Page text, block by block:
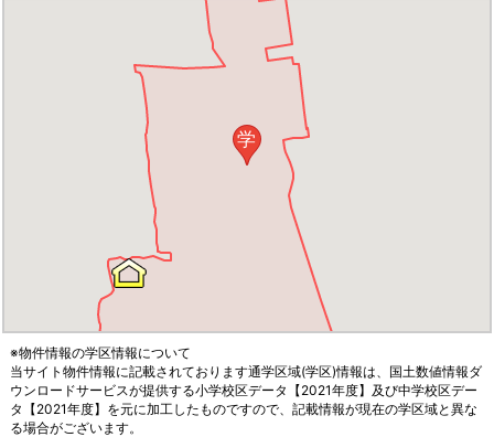
学
※物件情報の学区情報について
当サイト物件情報に記載されております通学区域(学区)情報は、国土数値情報ダ
ウンロードサービスが提供する小学校区データ【2021年度】及び中学校区デー
タ【2021年度】を元に加工したものですので、記載情報が現在の学区域と異な
る場合がございます。